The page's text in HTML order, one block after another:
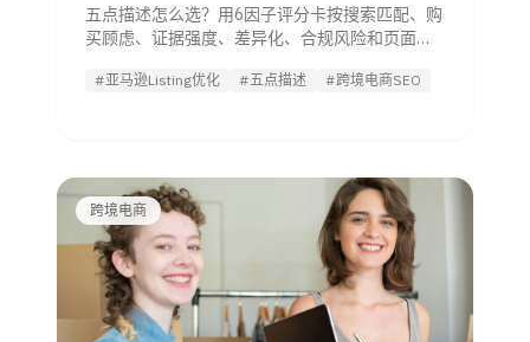
五点描述怎么选？用6因子评分卡按搜索匹配、购
买顾虑、证据强度、差异化、合规风险和页面重
#亚马逊Listing优化 #五点描述 #跨境电商SEO
跨境电商